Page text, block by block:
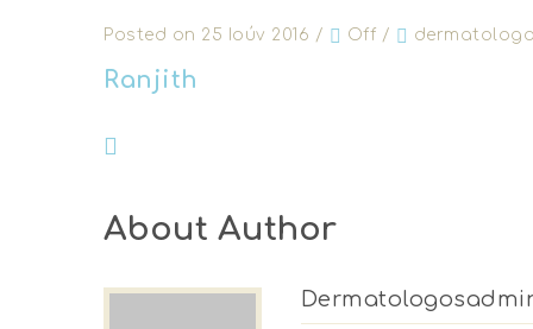
Posted on 25 Ιούν 2016 / Off /
Ranjith
About Author